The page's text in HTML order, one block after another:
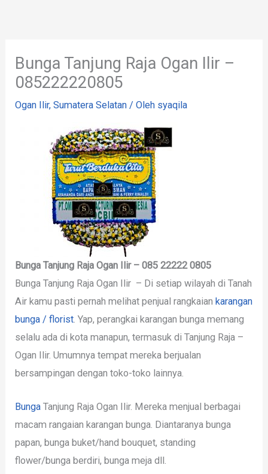
Bunga Tanjung Raja Ogan Ilir –
085222220805
Ogan Ilir,Sumatera Selatan / Oleh syaqila
Bunga Tanjung Raja Ogan Ilir – 085 22222 0805
Bunga Tanjung Raja Ogan Ilir – Di setiap wilayah di Tanah
Air kamu pasti pernah melihat penjual rangkaiankarangan
bunga / florist . Yap, perangkai karangan bunga memang
selalu ada di kota manapun, termasuk di Tanjung Raja –
Ogan Ilir. Umumnya tempat mereka berjualan
bersampingan dengan toko-toko lainnya.
Bunga Tanjung Raja Ogan Ilir. Mereka menjual berbagai
macam rangaian karangan bunga. Diantaranya bunga
papan, bunga buket/hand bouquet, standing
flower/bunga berdiri, bunga meja dll.